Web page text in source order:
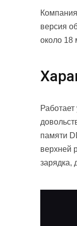
версия
около 18
памяти
верхней
зарядка,